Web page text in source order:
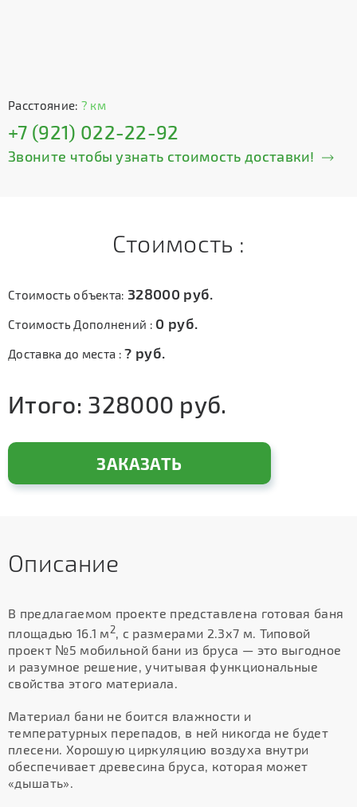
Расстояние: ? км
+7 (921) 022-22-92
Звоните чтобы узнать стоимость доставки!
Стоимость :
Стоимость объекта: 328000 руб.
Стоимость Дополнений : 0 руб.
Доставка до места :? руб.
Итого: 328000 руб.
ЗАКАЗАТЬ
Описание
В предлагаемом проекте представлена готовая баня
площадью 16.1 м2, с размерами 2.3х7 м. Типовой
проект №5 мобильной бани из бруса — это выгодное
и разумное решение, учитывая функциональные
свойства этого материала.
Материал бани не боится влажности и
температурных перепадов, в ней никогда не будет
плесени. Хорошую циркуляцию воздуха внутри
обеспечивает древесина бруса, которая может
«дышать».